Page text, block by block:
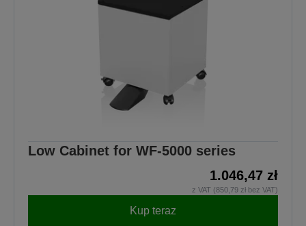
Low Cabinet for WF-5000 series
1.046,47 zł
z VAT (850,79 zł bez VAT)
Kup teraz